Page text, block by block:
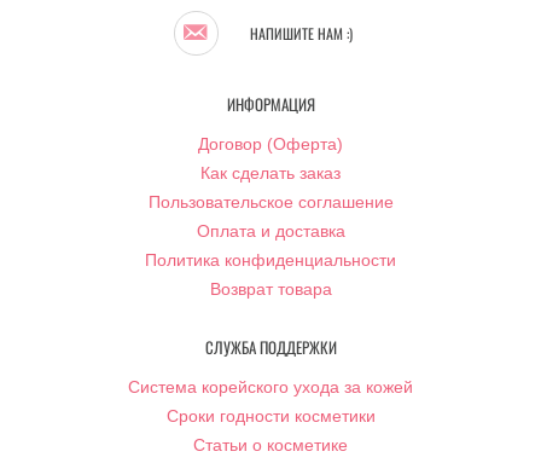
НАПИШИТЕ НАМ :)
ИНФОРМАЦИЯ
Договор (Оферта)
Как сделать заказ
Пользовательское соглашение
Оплата и доставка
Политика конфиденциальности
Возврат товара
СЛУЖБА ПОДДЕРЖКИ
Система корейского ухода за кожей
Сроки годности косметики
Статьи о косметике